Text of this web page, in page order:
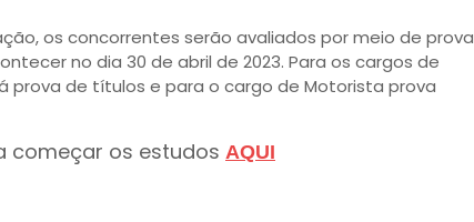
os concorrentes serão avaliados por meio de prova
no dia 30 de abril de 2023. Para os cargos de
prova de títulos e para o cargo de Motorista prova
começar os estudos AQUI